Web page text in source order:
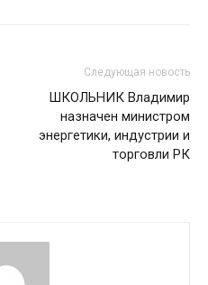
Следующая новость
ШКОЛЬНИК Владимир
назначен министром
энергетики, индустрии и
торговли РК